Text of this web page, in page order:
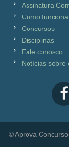
Assinatura
Como funciona
Concursos
Disciplinas
Fale conosco
Notícias sobre
© Aprova